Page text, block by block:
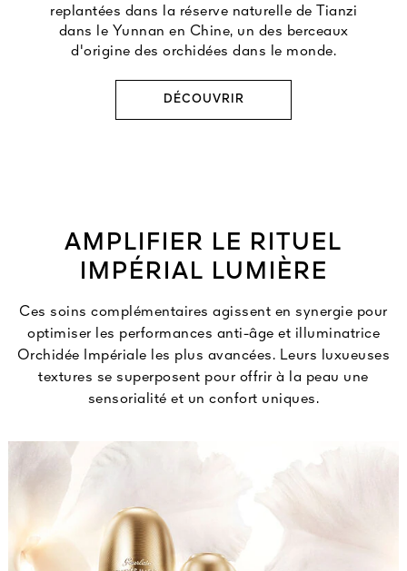
replantées dans la réserve naturelle de Tianzi
dans le Yunnan en Chine, un des berceaux
d'origine des orchidées dans le monde.
DÉCOUVRIR
AMPLIFIER LE RITUEL
IMPÉRIAL LUMIÈRE
Ces soins complémentaires agissent en synergie pour
optimiser les performances anti-âge et illuminatrice
Orchidée Impériale les plus avancées. Leurs luxueuses
textures se superposent pour offrir à la peau une
sensorialité et un confort uniques.